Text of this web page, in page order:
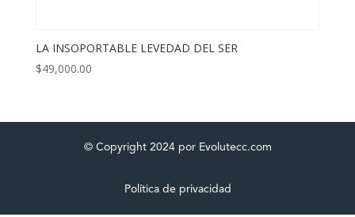
LA INSOPORTABLE LEVEDAD DEL SER
$49,000.00
© Copyright 2024 por Evolutecc.com
Política de privacidad